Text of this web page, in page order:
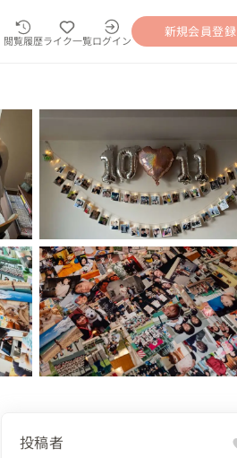
閲覧履歴ライク一覧ログイン
新規会員登録
投稿者